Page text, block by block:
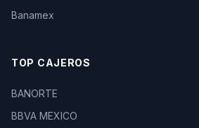
Banamex
TOP CAJEROS
BANORTE
BBVA MEXICO